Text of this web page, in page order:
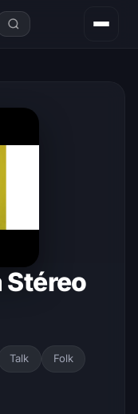
Stéreo
Talk Folk